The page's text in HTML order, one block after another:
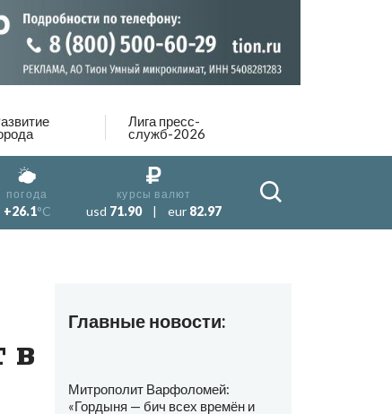
Лига пресс-
служб-2026
погода
+26.1°C
курсы валют
usd 71.90 | eur 82.97
в
Главные новости:
Митрополит Варфоломей:
«Гордыня — бич всех времён и